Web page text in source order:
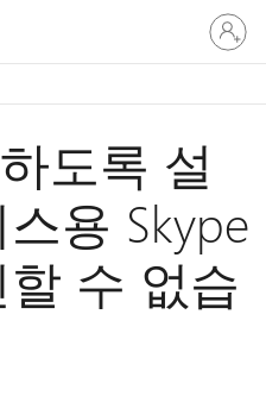
귀
하
계
로
그
인
도록 설
용 Skype
수 없습